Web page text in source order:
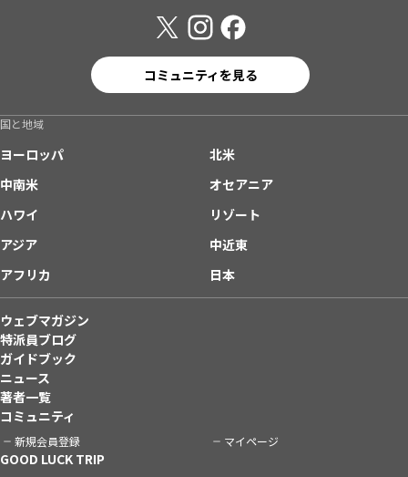
コミュニティを見る
国と地域
ヨーロッパ
北米
中南米
オセアニア
ハワイ
リゾート
アジア
中近東
アフリカ
日本
ウェブマガジン
特派員ブログ
ガイドブック
ニュース
著者一覧
コミュニティ
新規会員登録 マイページ
GOOD LUCK TRIP